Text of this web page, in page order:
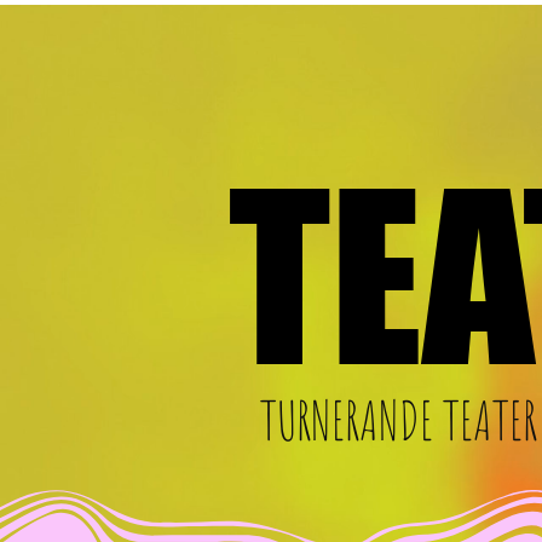
TURNERANDE